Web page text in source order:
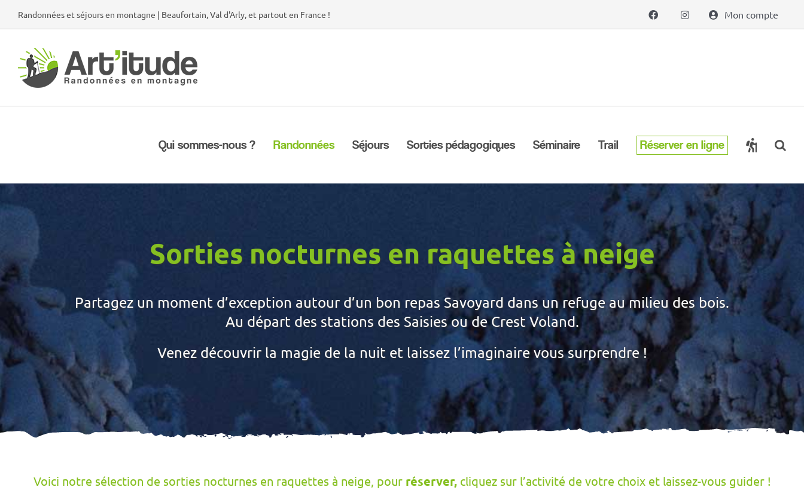
Randonnées et séjours en montagne | Beaufortain, Val d'Arly, et partout en France ! Mon compte
Qui sommes-nous ? Randonnées Séjours Sorties pédagogiques Séminaire Trail Réserver en ligne
Sorties nocturnes en raquettes à neige
Partagez un moment d’exception autour d’un bon repas Savoyard dans un refuge au milieu des bois.
Au départ des stations des Saisies ou de Crest Voland.
Venez découvrir la magie de la nuit et laissez l’imaginaire vous surprendre !
Voici notre sélection de sorties nocturnes en raquettes à neige, pour réserver,cliquez sur l’activité de votre choix et laissez-vous guider !